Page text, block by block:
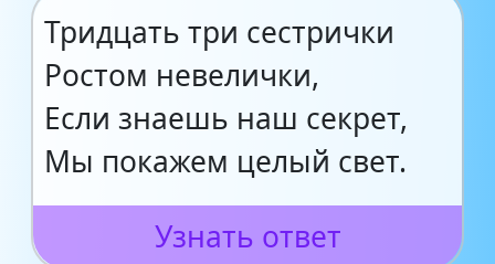
Тридцать три сестрички
Ростом невелички,
Если знаешь наш секрет,
Мы покажем целый свет.
Узнать ответ